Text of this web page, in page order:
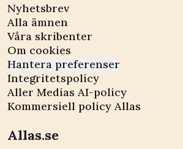
Nyhetsbrev
Alla ämnen
Våra skribenter
Om cookies
Hantera preferenser
Integritetspolicy
Aller Medias AI-policy
Kommersiell policy Allas
Allas.se